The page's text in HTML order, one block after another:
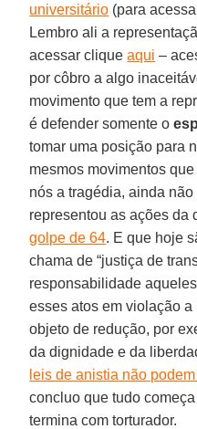
universitário (para
Lembro ali a
acessar cliqueaqui –
por côbro a algo
movimento que tem a
é defender somente o
tomar uma posição para
mesmos movimentos
nós a tragédia, ainda
representou as ações da
golpe de 64. E que hoje
chama de “justiça de
responsabilidade
esses atos em violação
objeto de redução, por
da dignidade e da
leis de anistia não
concluo que tudo
termina com torturador.